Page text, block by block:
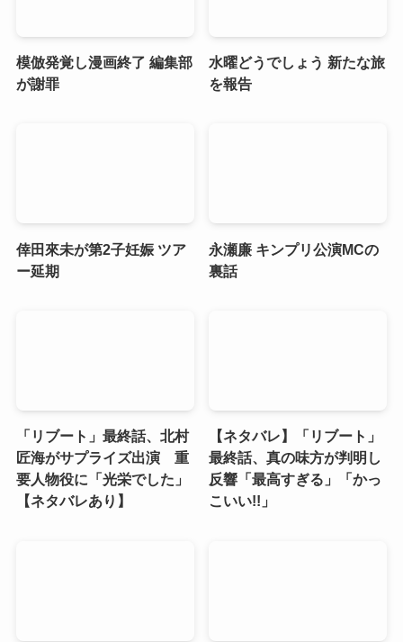
模倣発覚し漫画終了 編集部
が謝罪
水曜どうでしょう 新たな旅
を報告
倖田來未が第2子妊娠 ツア
ー延期
永瀬廉 キンプリ公演MCの
裏話
「リブート」最終話、北村
匠海がサプライズ出演 重
要人物役に「光栄でした」
【ネタバレあり】
【ネタバレ】「リブート」
最終話、真の味方が判明し
反響「最高すぎる」「かっ
こいい!!」